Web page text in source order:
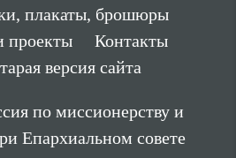
плакаты, брошюры
проекты
Контакты
версия сайта
по миссионерству и
Епархиальном совете